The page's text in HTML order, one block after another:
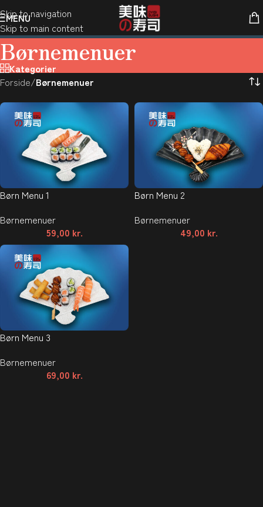
Skip to navigation
Skip to main content
MENU
Børnemenuer
Kategorier
Forside/Børnemenuer
Børn Menu 1
Børnemenuer
59,00 kr.
Børn Menu 2
Børnemenuer
49,00 kr.
Børn Menu 3
Børnemenuer
69,00 kr.